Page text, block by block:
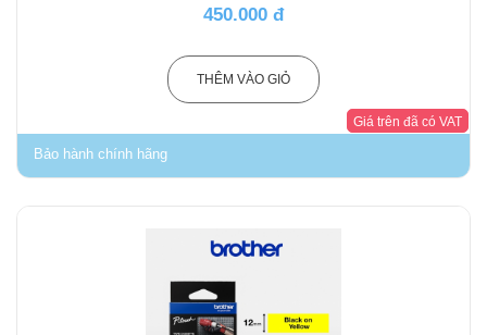
450.000 đ
THÊM VÀO GIỎ
Bảo hành chính hãng
Giá trên đã có VAT